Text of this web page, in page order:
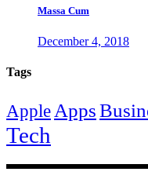
Massa Cum
December 4, 2018
Tags
Apple Apps
Tech